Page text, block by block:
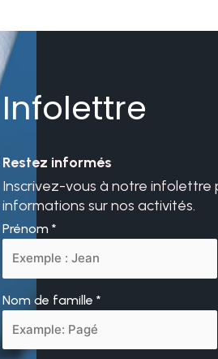
Infolettre
Restez informés
Inscrivez-vous à notre infolettre
informations sur nos activités.
Prénom *
Nom de famille *